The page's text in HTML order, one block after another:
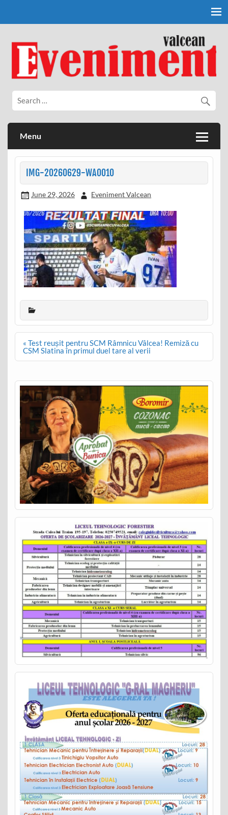
Eveniment Valcean
Menu
IMG-20260629-WA0010
June 29, 2026 Eveniment Valcean
Post
navigation
« Test reușit pentru SCM Râmnicu Vâlcea! Remiză cu
CSM Slatina în primul duel tare al verii